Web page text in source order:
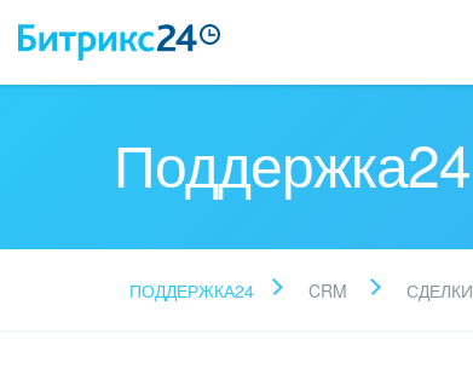
Поддержка24
ПОДДЕРЖКА24 CRM СДЕЛКИ